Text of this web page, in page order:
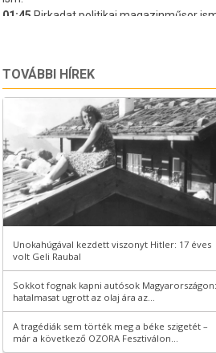
TOVÁBBI HÍREK